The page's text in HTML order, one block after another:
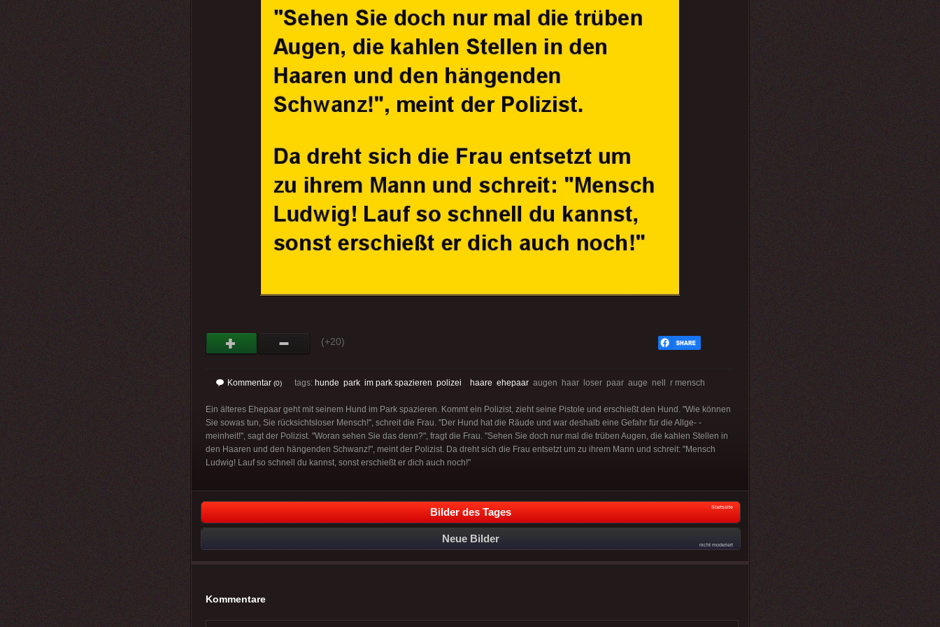
(+20)
Kommentar (0) tags: hunde park im park spazieren polizei haare ehepaar augen haar loser paar auge nell r mensch
Ein älteres Ehepaar geht mit seinem Hund im Park spazieren. Kommt ein Polizist, zieht seine Pistole und erschießt den Hund. "Wie können
Sie sowas tun, Sie rücksichtsloser Mensch!", schreit die Frau. "Der Hund hat die Räude und war deshalb eine Gefahr für die Allge- -
meinheit!", sagt der Polizist. "Woran sehen Sie das denn?", fragt die Frau. "Sehen Sie doch nur mal die trüben Augen, die kahlen Stellen in
den Haaren und den hängenden Schwanz!", meint der Polizist. Da dreht sich die Frau entsetzt um zu ihrem Mann und schreit: "Mensch
Ludwig! Lauf so schnell du kannst, sonst erschießt er dich auch noch!"
Bilder des Tages Startseite
Neue Bilder
nicht moderiert
Kommentare